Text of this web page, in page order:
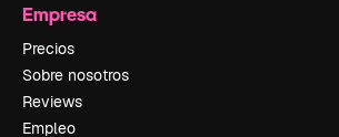
Empresa
Precios
Sobre nosotros
Reviews
Empleo